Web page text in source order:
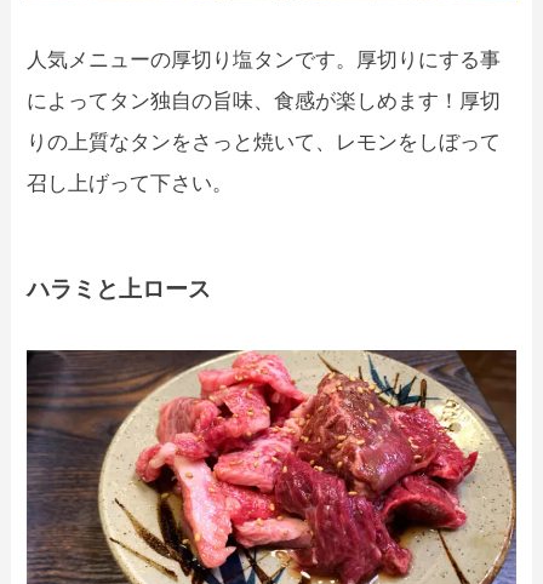
人気メニューの厚切り塩タンです。厚切りにする事
によってタン独自の旨味、食感が楽しめます！厚切
りの上質なタンをさっと焼いて、レモンをしぼって
召し上げって下さい。
ハラミと上ロース